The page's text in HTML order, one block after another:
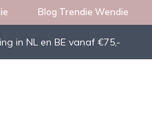
Blog Trendie Wendie
in NL en BE vanaf €75,-